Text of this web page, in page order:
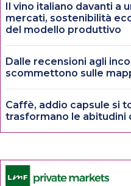
Il vino italiano davanti a
mercati, sostenibilità
del modello produttivo
Dalle recensioni agli
scommettono sulle
Caffè, addio capsule si
trasformano le abitudini